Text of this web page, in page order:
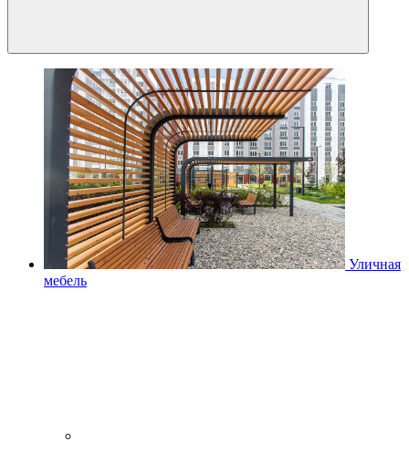
Уличная
мебель